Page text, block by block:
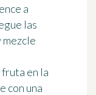
a
las
en la
con una